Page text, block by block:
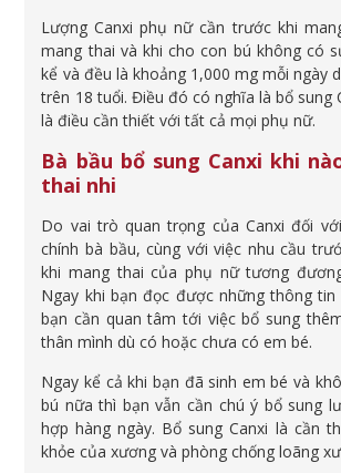
Lượng Canxi phụ nữ cần trước khi
mang thai và khi cho con bú không có
kể và đều là khoảng 1,000 mg mỗi ngày
trên 18 tuổi. Điều đó có nghĩa là bổ sung
là điều cần thiết với tất cả mọi phụ nữ.
Bà bầu bổ sung Canxi khi
thai nhi
Do vai trò quan trọng của Canxi đối
chính bà bầu, cùng với việc nhu cầu
khi mang thai của phụ nữ tương
Ngay khi bạn đọc được những thông tin
bạn cần quan tâm tới việc bổ sung
thân mình dù có hoặc chưa có em bé.
Ngay kể cả khi bạn đã sinh em bé và
bú nữa thì bạn vẫn cần chú ý bổ sung
hợp hàng ngày. Bổ sung Canxi là cần
khỏe của xương và phòng chống loãng